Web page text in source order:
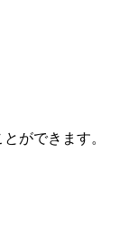
ができます。